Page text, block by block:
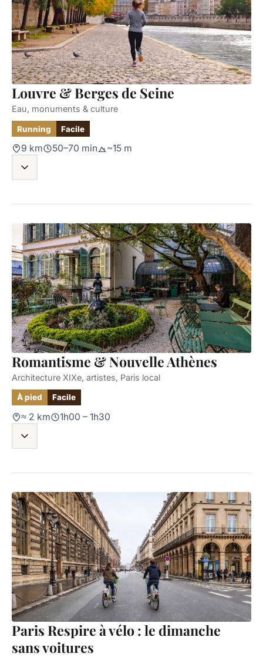
Louvre & Berges de Seine
Eau, monuments & culture
Running Facile
9 km 50–70 min ~15 m
Romantisme & Nouvelle Athènes
Architecture XIXe, artistes, Paris local
À pied Facile
≈ 2 km 1h00 – 1h30
Paris Respire à vélo : le dimanche
sans voitures